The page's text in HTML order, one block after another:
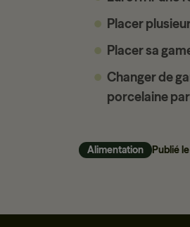
Placer
Placer sa
Changer de
porcelaine
Alimentation Publié le